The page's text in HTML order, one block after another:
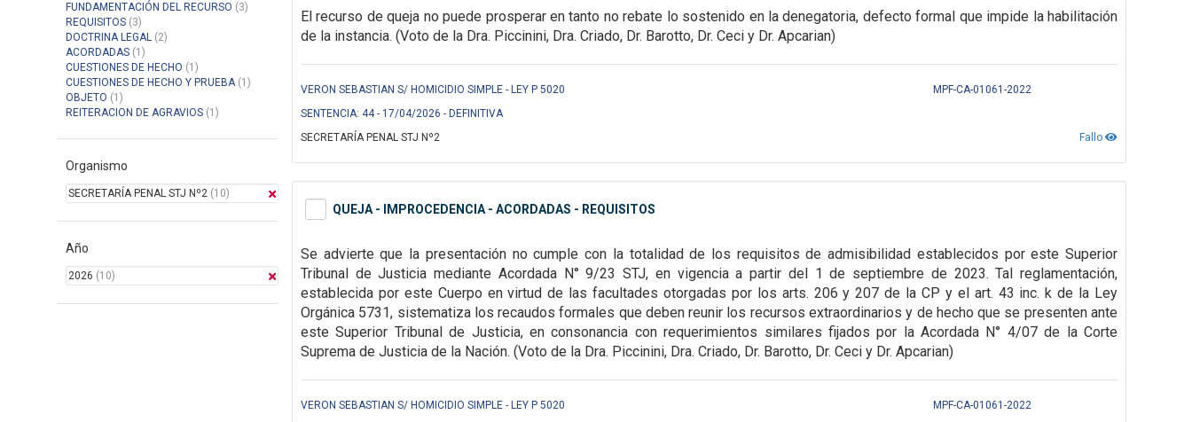
FUNDAMENTACIÓN DEL RECURSO (3)
REQUISITOS (3)
DOCTRINA LEGAL (2)
ACORDADAS (1)
CUESTIONES DE HECHO (1)
CUESTIONES DE HECHO Y PRUEBA(1)
OBJETO (1)
REITERACION DE AGRAVIOS (1)
Organismo
SECRETARÍA PENAL STJ Nº2 (10)
Año
2026 (10)
El recurso de queja no puede prosperar en tanto no rebate lo sostenido en la denegatoria, defecto formal que impide la habilitación
de la instancia. (Voto de la Dra. Piccinini, Dra. Criado, Dr. Barotto, Dr. Ceci y Dr. Apcarian)
VERON SEBASTIAN S/ HOMICIDIO SIMPLE - LEY P 5020
MPF-CA-01061-2022
SENTENCIA: 44 - 17/04/2026 - DEFINITIVA
Fallo
SECRETARÍA PENAL STJ Nº2
QUEJA - IMPROCEDENCIA - ACORDADAS - REQUISITOS
Se advierte que la presentación no cumple con la totalidad de los requisitos de admisibilidad establecidos por este Superior
Tribunal de Justicia mediante Acordada N° 9/23 STJ, en vigencia a partir del 1 de septiembre de 2023.Tal reglamentación,
establecida por este Cuerpo en virtud de las facultades otorgadas por los arts. 206 y 207 de la CP y el art. 43 inc. k de la Ley
Orgánica 5731, sistematiza los recaudos formales que deben reunir los recursos extraordinarios y de hecho que se presenten ante
este Superior Tribunal de Justicia, en consonancia con requerimientos similares fijados por la Acordada N° 4/07 de la Corte
Suprema de Justicia de la Nación. (Voto de la Dra. Piccinini, Dra. Criado, Dr. Barotto, Dr. Ceci y Dr. Apcarian)
VERON SEBASTIAN S/ HOMICIDIO SIMPLE - LEY P 5020
MPF-CA-01061-2022